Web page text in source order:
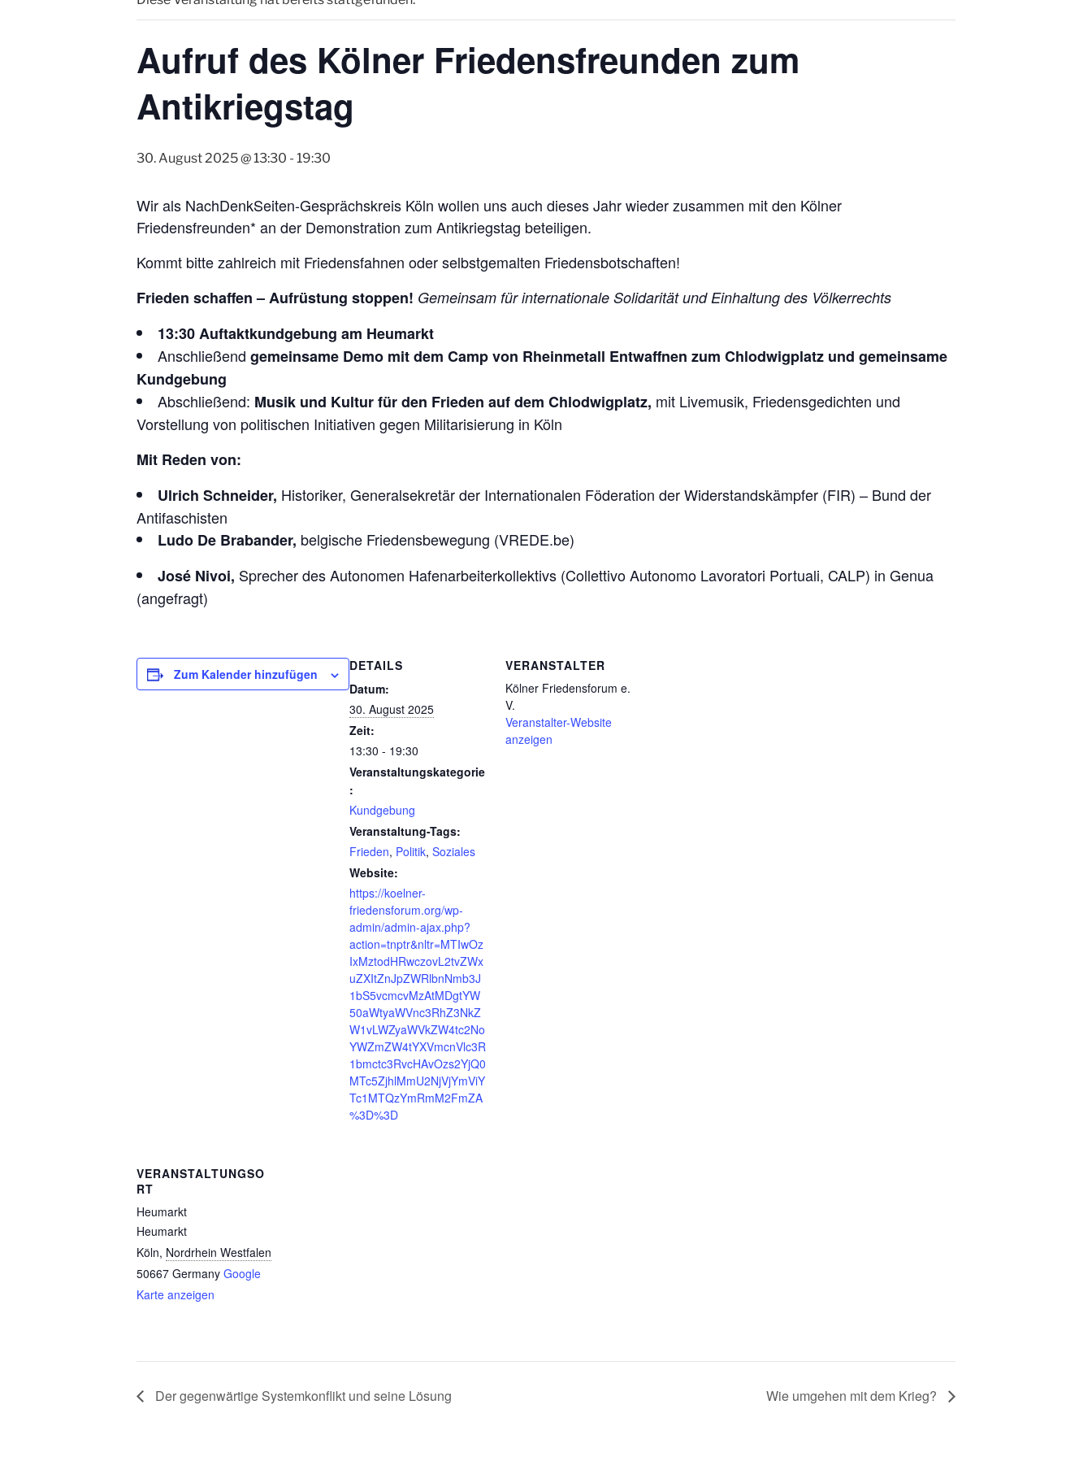
Aufruf des Kölner Friedensfreunden zum
Antikriegstag
30. August 2025 @ 13:30 - 19:30
Wir als NachDenkSeiten-Gesprächskreis Köln wollen uns auch dieses Jahr wieder zusammen mit den Kölner
Friedensfreunden* an der Demonstration zum Antikriegstag beteiligen.
Kommt bitte zahlreich mit Friedensfahnen oder selbstgemalten Friedensbotschaften!
Frieden schaffen – Aufrüstung stoppen! Gemeinsam für internationale Solidarität und Einhaltung des Völkerrechts
13:30 Auftaktkundgebung am Heumarkt
Anschließend gemeinsame Demo mit dem Camp von Rheinmetall Entwaffnen zum Chlodwigplatz und gemeinsame
Kundgebung
Abschließend: Musik und Kultur für den Frieden auf dem Chlodwigplatz, mit Livemusik, Friedensgedichten und
Vorstellung von politischen Initiativen gegen Militarisierung in Köln
Mit Reden von:
Ulrich Schneider, Historiker, Generalsekretär der Internationalen Föderation der Widerstandskämpfer (FIR) – Bund der
Antifaschisten
Ludo De Brabander, belgische Friedensbewegung (VREDE.be)
José Nivoi, Sprecher des Autonomen Hafenarbeiterkollektivs (Collettivo Autonomo Lavoratori Portuali, CALP) in Genua
(angefragt)
Zum Kalender hinzufügen
DETAILS
Datum:
30. August 2025
Zeit:
13:30 - 19:30
Veranstaltungskategorie
:
Kundgebung
Veranstaltung-Tags:
Frieden, Politik, Soziales
Website:
https://koelner-
friedensforum.org/wp-
admin/admin-ajax.php?
action=tnptr&nltr=MTIwOz
IxMztodHRwczovL2tvZWx
uZXItZnJpZWRlbnNmb3J
1bS5vcmcvMzAtMDgtYW
50aWtyaWVnc3RhZ3NkZ
W1vLWZyaWVkZW4tc2No
YWZmZW4tYXVmcnVlc3R
1bmctc3RvcHAvOzs2YjQ0
MTc5ZjhlMmU2NjVjYmViY
Tc1MTQzYmRmM2FmZA
%3D%3D
VERANSTALTER
Kölner Friedensforum e.
V.
Veranstalter-Website
anzeigen
VERANSTALTUNGSO
RT
Heumarkt
Heumarkt
Köln, Nordrhein Westfalen
50667 Germany Google
Karte anzeigen
Der gegenwärtige Systemkonflikt und seine Lösung Wie umgehen mit dem Krieg?